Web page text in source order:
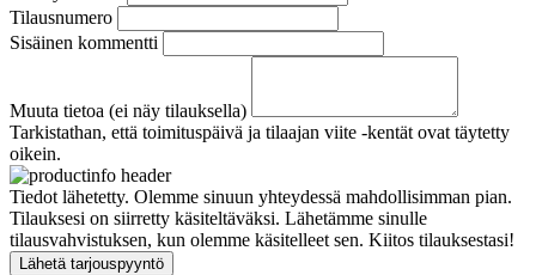
Tilausnumero
Sisäinen kommentti
Muuta tietoa (ei näy tilauksella)
Tarkistathan, että toimituspäivä ja tilaajan viite -kentät ovat täytetty
oikein.
Tiedot lähetetty. Olemme sinuun yhteydessä mahdollisimman pian.
Tilauksesi on siirretty käsiteltäväksi. Lähetämme sinulle
tilausvahvistuksen, kun olemme käsitelleet sen. Kiitos tilauksestasi!
Lähetä tarjouspyyntö